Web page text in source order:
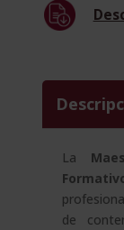
La
La
de